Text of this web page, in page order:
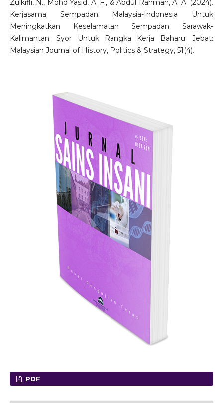
Zulkifli, N., Mohd Yasid, A. F., & Abdul Rahman, A. A. (2024).
Kerjasama Sempadan Malaysia-Indonesia Untuk
Meningkatkan Keselamatan Sempadan Sarawak-
Kalimantan: Syor Untuk Rangka Kerja Baharu. Jebat:
Malaysian Journal of History, Politics & Strategy, 51(4).
PDF